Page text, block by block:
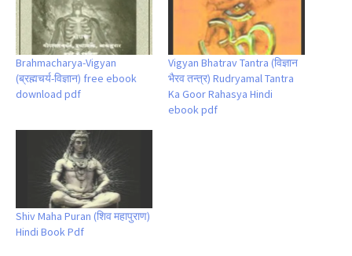
Brahmacharya-Vigyan
(ब्रह्मचर्य-विज्ञान) free ebook
download pdf
Vigyan Bhatrav Tantra (विज्ञान
भैरव तन्त्र) Rudryamal Tantra
Ka Goor Rahasya Hindi
ebook pdf
Shiv Maha Puran (शिव महापुराण)
Hindi Book Pdf